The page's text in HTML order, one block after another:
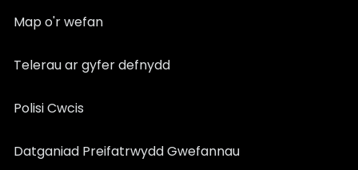
Map o'r wefan
Telerau ar gyfer defnydd
Polisi Cwcis
Datganiad Preifatrwydd Gwefannau